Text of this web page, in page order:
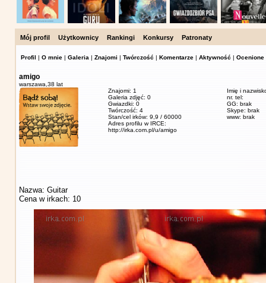
Mój profil Użytkownicy Rankingi Konkursy Patronaty
Profil | O mnie | Galeria | Znajomi | Twórczość | Komentarze | Aktywność | Ocenione
amigo
warszawa, 38 lat
Znajomi: 1
Galeria zdjęć: 0
Gwiazdki: 0
Twórczość: 4
Stan/cel irków: 9,9 / 60000
Adres profilu w IRCE:
http://irka.com.pl/u/amigo
Imię i
nr. tel:
GG: brak
Skype: brak
www: brak
Nazwa: Guitar
Cena w irkach: 10